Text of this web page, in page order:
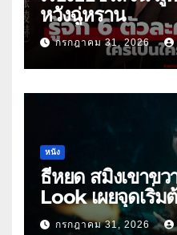
หวังฉู่หราน
กรกฎาคม 31, 2026
หนัง
ธี่หยด สมิงเขาขว
Look เผยจุดเริ่
กรกฎาคม 31, 2026